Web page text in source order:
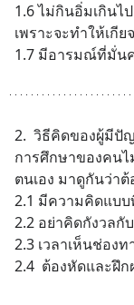
1.6 ไม่กินอิ่มเกินไ
เพราะจะทำให้เกี
1.7 มีอารมณ์ที่มั่น
2.  วิธีคิดของผู้มีปั
การศึกษาของคน
ตนเอง มาดูกันว่าต้
2.1 มีความคิดแบ
2.2 อย่าคิดกังวลกั
2.3 เวลาเห็นช่อง
2.4  ต้องหัดและฝึ